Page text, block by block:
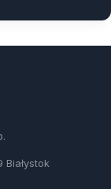
Białystok